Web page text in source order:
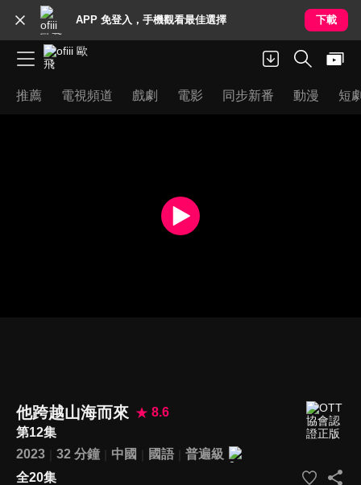
APP 免登入，手機觀看最佳選擇 下載
推薦 電視頻道 戲劇 電影 同步新番 動漫 短
他跨越山海而來
8.6
第12集
2023
32 分鐘 中國 國語
普遍級
全20集